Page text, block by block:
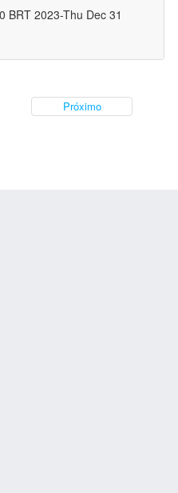
BRT 2023-Thu Dec 31
Próximo